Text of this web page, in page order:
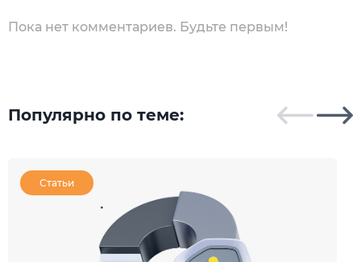
Пока нет комментариев. Будьте первым!
Популярно по теме:
Статьи